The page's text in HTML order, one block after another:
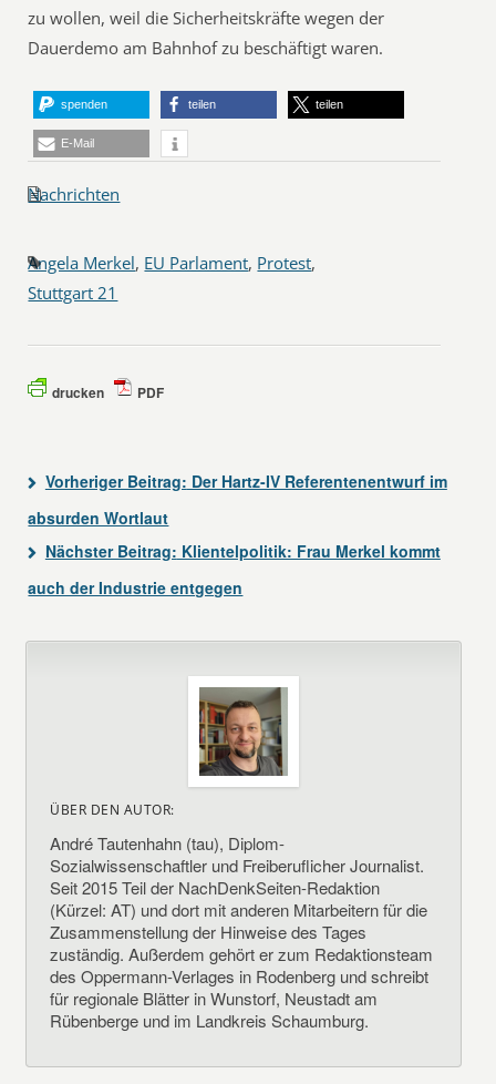
zu wollen, weil die Sicherheitskräfte wegen der
Dauerdemo am Bahnhof zu beschäftigt waren.
spenden teilen teilen
E-Mail
Nachrichten
Angela Merkel, EU Parlament, Protest,
Stuttgart 21
drucken PDF
Vorheriger Beitrag: Der Hartz-IV Referentenentwurf im
absurden Wortlaut
Nächster Beitrag: Klientelpolitik: Frau Merkel kommt
auch der Industrie entgegen
ÜBER DEN AUTOR:
André Tautenhahn (tau), Diplom-
Sozialwissenschaftler und Freiberuflicher Journalist.
Seit 2015 Teil der NachDenkSeiten-Redaktion
(Kürzel: AT) und dort mit anderen Mitarbeitern für die
Zusammenstellung der Hinweise des Tages
zuständig. Außerdem gehört er zum Redaktionsteam
des Oppermann-Verlages in Rodenberg und schreibt
für regionale Blätter in Wunstorf, Neustadt am
Rübenberge und im Landkreis Schaumburg.